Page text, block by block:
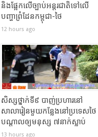
និងផ្អែកលើច្បាប់អន្តរជាតិទៅលើ
បញ្ហាព្រំដែនកម្ពុជា-ថៃ
12 hours ago
សិស្សថ្នាក់ទី៩ បាញ់ប្រហារនៅ
សាលារៀនមួយកន្លែងនៅប្រទេសថៃ
បណ្តាលឲ្យមនុស្ស ៧នាក់ស្លាប់
13 hours ago